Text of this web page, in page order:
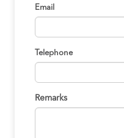
Email
Telephone
Remarks